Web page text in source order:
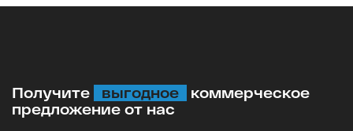
Получите выгодное
коммерческое
предложение от нас